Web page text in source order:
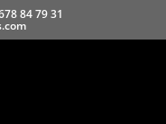
84 79 31